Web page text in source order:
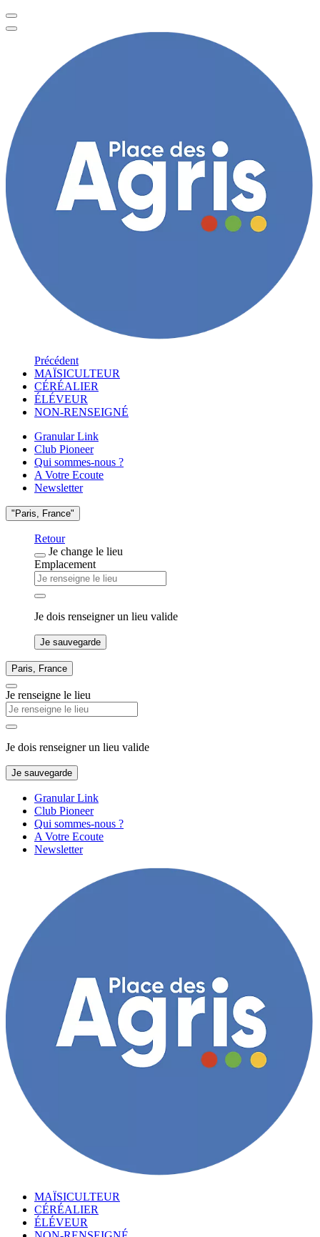
Précédent
MAÏSICULTEUR
CÉRÉALIER
ÉLÉVEUR
NON-RENSEIGNÉ
Granular Link
Club Pioneer
Qui sommes-nous ?
A Votre Ecoute
Newsletter
"Paris, France"
Retour
Je change le lieu
Emplacement
Je dois renseigner un lieu valide
Je sauvegarde
Paris, France
Je renseigne le lieu
Je dois renseigner un lieu valide
Je sauvegarde
Granular Link
Club Pioneer
Qui sommes-nous ?
A Votre Ecoute
Newsletter
MAÏSICULTEUR
CÉRÉALIER
ÉLÉVEUR